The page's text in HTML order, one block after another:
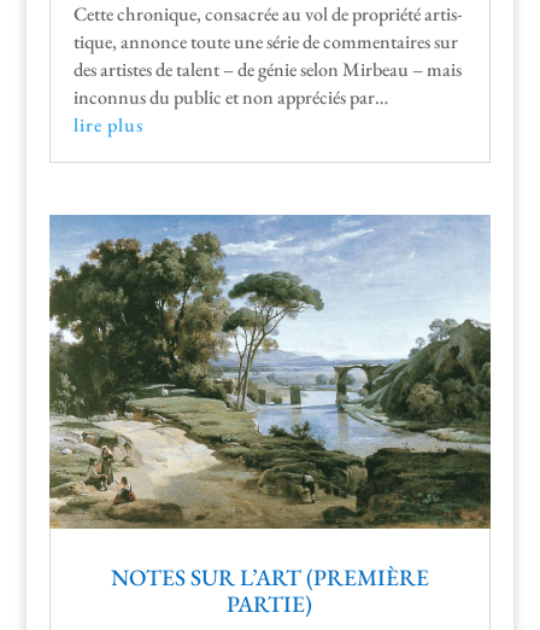
Cette chronique, con­sacrée au vol de pro­priété artis­
tique, annonce toute une série de com­men­taires sur
des artistes de tal­ent – de génie selon Mir­beau – mais
incon­nus du pub­lic et non appré­ciés par…
lire plus
NOTES SUR L’ART (PREMIÈRE
PARTIE)